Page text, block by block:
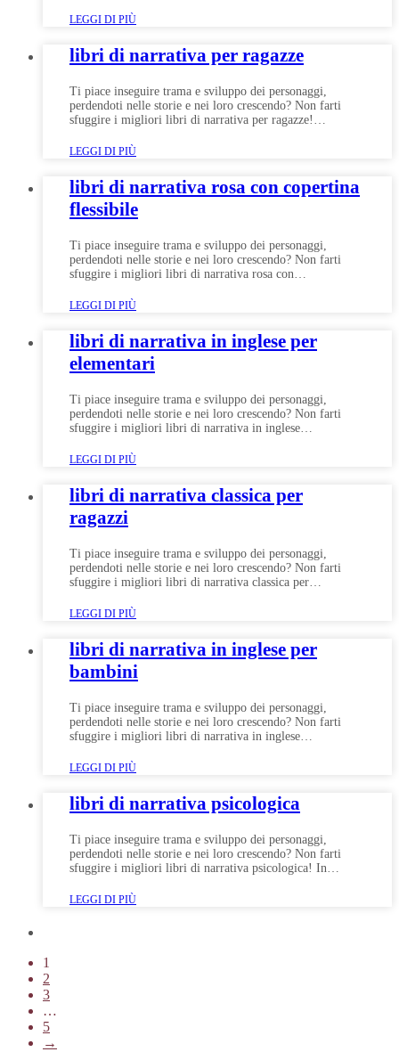
LEGGI DI PIÙ
libri di narrativa per ragazze
Ti piace inseguire trama e sviluppo dei personaggi,
perdendoti nelle storie e nei loro crescendo? Non farti
sfuggire i migliori libri di narrativa per ragazze!…
LEGGI DI PIÙ
libri di narrativa rosa con copertina
flessibile
Ti piace inseguire trama e sviluppo dei personaggi,
perdendoti nelle storie e nei loro crescendo? Non farti
sfuggire i migliori libri di narrativa rosa con…
LEGGI DI PIÙ
libri di narrativa in inglese per
elementari
Ti piace inseguire trama e sviluppo dei personaggi,
perdendoti nelle storie e nei loro crescendo? Non farti
sfuggire i migliori libri di narrativa in inglese…
LEGGI DI PIÙ
libri di narrativa classica per
ragazzi
Ti piace inseguire trama e sviluppo dei personaggi,
perdendoti nelle storie e nei loro crescendo? Non farti
sfuggire i migliori libri di narrativa classica per…
LEGGI DI PIÙ
libri di narrativa in inglese per
bambini
Ti piace inseguire trama e sviluppo dei personaggi,
perdendoti nelle storie e nei loro crescendo? Non farti
sfuggire i migliori libri di narrativa in inglese…
LEGGI DI PIÙ
libri di narrativa psicologica
Ti piace inseguire trama e sviluppo dei personaggi,
perdendoti nelle storie e nei loro crescendo? Non farti
sfuggire i migliori libri di narrativa psicologica! In…
LEGGI DI PIÙ
1
2
3
…
5
→